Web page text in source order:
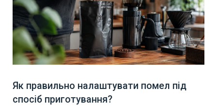
Як правильно налаштувати помел під
спосіб приготування?